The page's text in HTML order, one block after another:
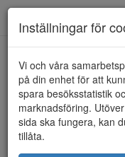
HEM SHEPHERD
Inställningar för
Vi och våra
på din enhet för att
spara besöksstatistik
marknadsföring.
sida ska fungera, kan
tillåta.